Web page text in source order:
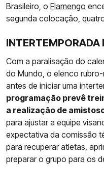
Brasileiro, o Flamengo
segunda colocação,
INTERTEMPORADA
Com a paralisação do
do Mundo, o elenco
antes de iniciar uma
programação prevê
a realização de
para ajustar a equipe
expectativa da comissão
para recuperar atletas,
preparar o grupo para os